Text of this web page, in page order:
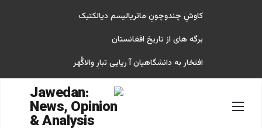
کاوشِ چندو‌چونِ ماتریالیسم دیالکتیک
برگه های از تاریخ افغانستان
افتخار به دانشگاهیان آ ریایی تبارِ والاگُهر